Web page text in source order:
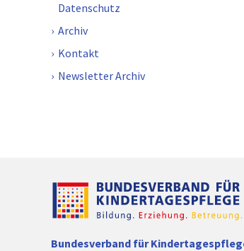
Datenschutz
Archiv
Kontakt
Newsletter Archiv
Bundesverband für